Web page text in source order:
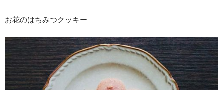
お花のはちみつクッキー